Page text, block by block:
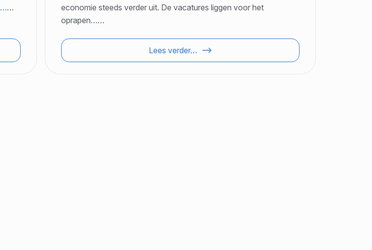
……
economie steeds verder uit. De vacatures liggen voor het
oprapen……
Lees verder…